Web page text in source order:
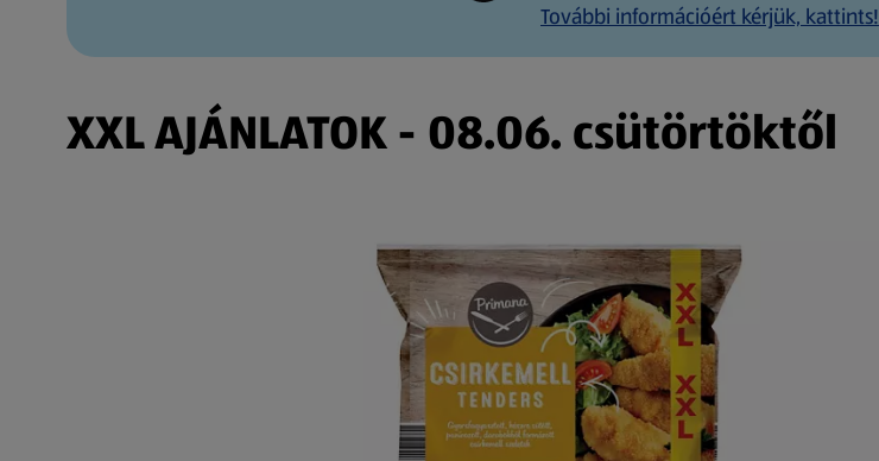
További információért kérjük, kattints!
XXL AJÁNLATOK - 08.06. csütörtöktől